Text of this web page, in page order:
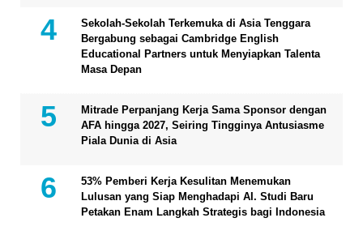
Sekolah-Sekolah Terkemuka di Asia Tenggara
Bergabung sebagai Cambridge English
Educational Partners untuk Menyiapkan Talenta
Masa Depan
Mitrade Perpanjang Kerja Sama Sponsor dengan
AFA hingga 2027, Seiring Tingginya Antusiasme
Piala Dunia di Asia
53% Pemberi Kerja Kesulitan Menemukan
Lulusan yang Siap Menghadapi AI. Studi Baru
Petakan Enam Langkah Strategis bagi Indonesia